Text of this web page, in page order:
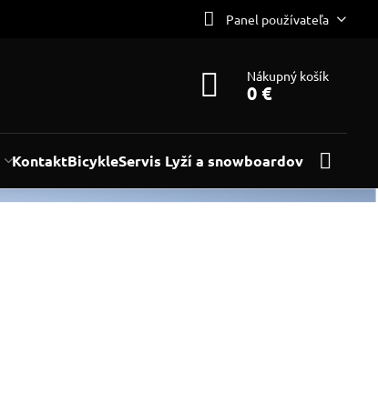
Panel používateľa
Nákupný košík
0 €
KontaktBicykleServis Lyží a snowboardov